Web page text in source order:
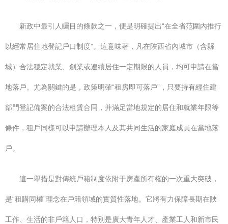
新政中最引人矚目的條款之一，便是明確提出“在全省范圍內推行
以經常居住地登記戶口制度”。這意味著，凡在陜西省內城市（含縣
城）合法穩定就業、創業或連續居住一定期限的人員，均可申請在當
地落戶。尤為關鍵的是，政策明確“租房即可落戶”，只要持有經住建
部門登記備案的合法租賃合同，并滿足當地規定的居住和就業年限等
條件，租戶同樣可以申請辦理本人及其共同生活的家庭成員在當地落
戶。
這一舉措是對傳統戶籍制度依附于房產所有權的一次重大突破，
是“租購同權”理念在戶籍領域的實質性落地。它將有力保障長期在陜
工作、生活的非戶籍人口，特別是廣大青年人才、產業工人和新市民